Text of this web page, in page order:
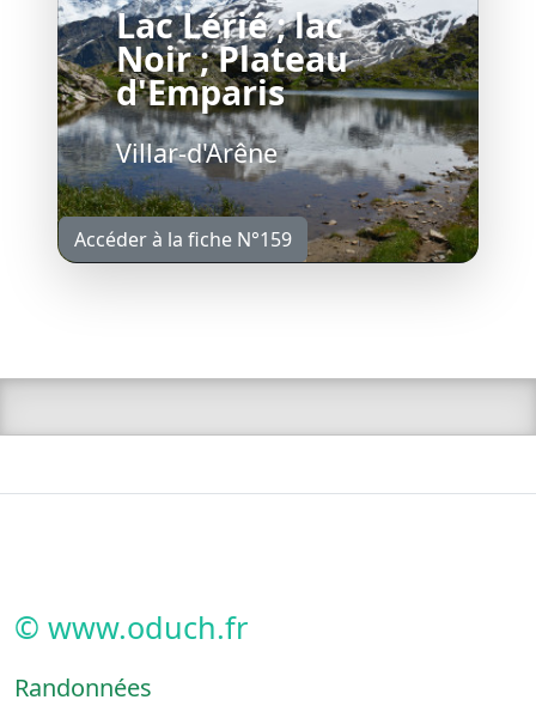
Lac Lérié ; lac
Noir ; Plateau
d'Emparis
Villar-d'Arêne
Accéder à la fiche N°159
© www.oduch.fr
Randonnées